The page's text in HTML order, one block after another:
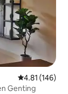
Calificación
4.81 (146)
Genting